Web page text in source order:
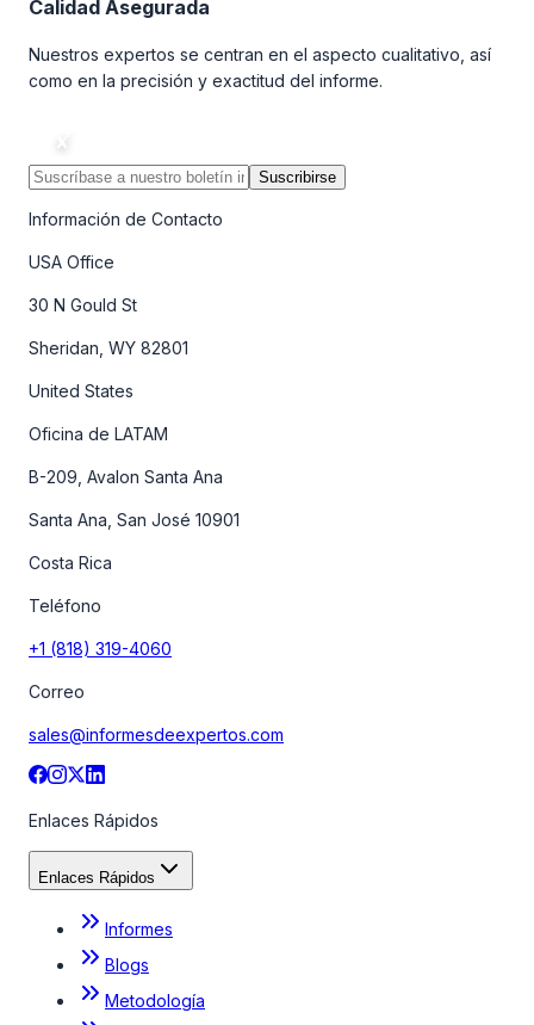
Calidad Asegurada
Nuestros expertos se centran en el aspecto cualitativo, así
como en la precisión y exactitud del informe.
Suscribirse
Información de Contacto
USA Office
30 N Gould St
Sheridan, WY 82801
United States
Oficina de LATAM
B-209, Avalon Santa Ana
Santa Ana, San José 10901
Costa Rica
Teléfono
+1 (818) 319-4060
Correo
sales@informesdeexpertos.com
Enlaces Rápidos
Enlaces Rápidos
Informes
Blogs
Metodología